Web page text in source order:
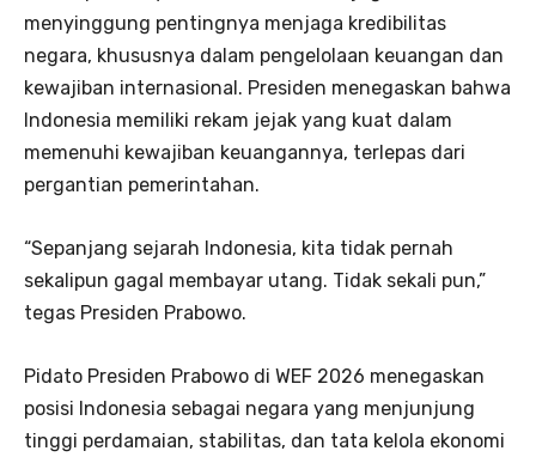
menyinggung pentingnya menjaga kredibilitas
negara, khususnya dalam pengelolaan keuangan dan
kewajiban internasional. Presiden menegaskan bahwa
Indonesia memiliki rekam jejak yang kuat dalam
memenuhi kewajiban keuangannya, terlepas dari
pergantian pemerintahan.
“Sepanjang sejarah Indonesia, kita tidak pernah
sekalipun gagal membayar utang. Tidak sekali pun,”
tegas Presiden Prabowo.
Pidato Presiden Prabowo di WEF 2026 menegaskan
posisi Indonesia sebagai negara yang menjunjung
tinggi perdamaian, stabilitas, dan tata kelola ekonomi